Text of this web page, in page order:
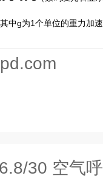
中g为1个单位的重力加
30 空气